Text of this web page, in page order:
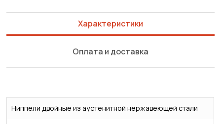
Характеристики
Оплата и доставка
Ниппели двойные из аустенитной нержавеющей стали